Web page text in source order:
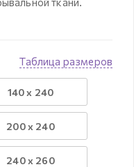
Таблица размеров
140 х 240
200 х 240
240 х 260